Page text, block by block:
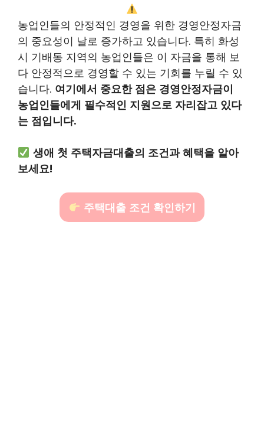
농업인들의 안정적인 경영을 위한 경영안정자금
의 중요성이 날로 증가하고 있습니다. 특히 화성
시 기배동 지역의 농업인들은 이 자금을 통해 보
다 안정적으로 경영할 수 있는 기회를 누릴 수 있
습니다. 여기에서 중요한 점은 경영안정자금이
농업인들에게 필수적인 지원으로 자리잡고 있다
는 점입니다.
생애 첫 주택자금대출의 조건과 혜택을 알아
보세요!
주택대출 조건 확인하기